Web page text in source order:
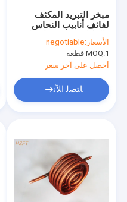
مبخر التبريد المكثف
لفائف أنابيب النحاس
الزعانف
الأسعار:negotiable
MOQ:1 قطعة
أحصل على آخر سعر
ﺎﺘﺼﻟ ﺍﻶﻧ